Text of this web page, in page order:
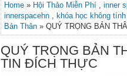
Home » Hội Thảo Miễn Phí , inner
innerspacehn , khóa học không
Bản Thân » QUÝ TRỌNG BẢN
QUÝ TRỌNG BẢN
TIN ĐÍCH THỰC